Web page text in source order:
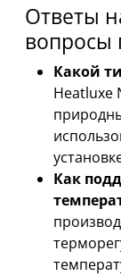
Ответы
вопросы
Какой
Heatluxe
Как